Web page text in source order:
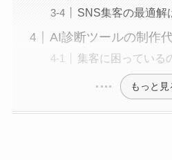
SNS集客の最適解
AI診断ツールの制作
集客に困っている
もっと見